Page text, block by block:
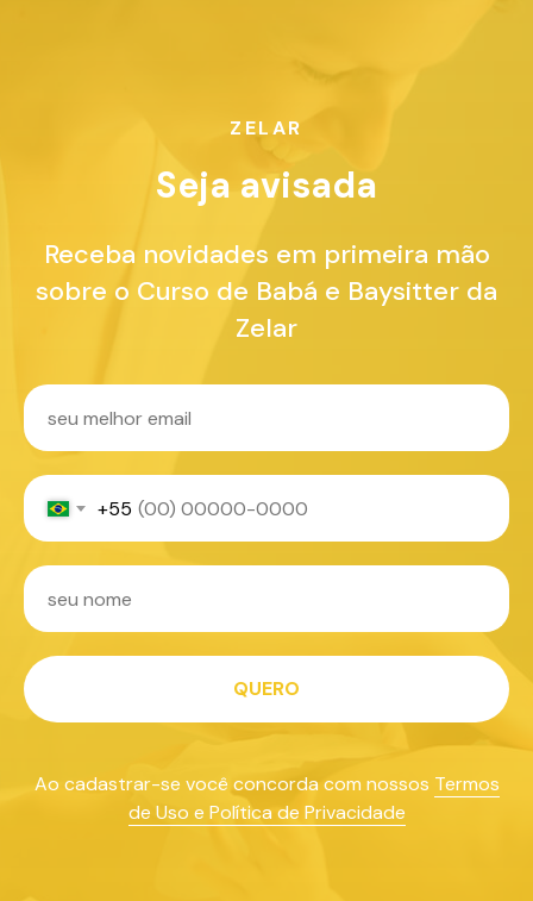
ZELAR
Seja avisada
Receba novidades em primeira mão
sobre o Curso de Babá e Baysitter da
Zelar
+55
QUERO
Ao cadastrar-se você concorda com nossos Termos
de Uso e Política de Privacidade